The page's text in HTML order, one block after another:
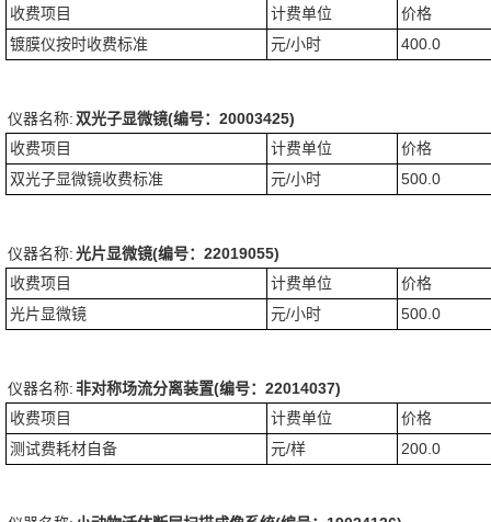
收费项目
计费单位
价格
镀膜仪按时收费标准
元/小时 400.0
仪器名称: 双光子显微镜(编号：20003425)
收费项目
计费单位
价格
双光子显微镜收费标准
元/小时 500.0
仪器名称:光片显微镜(编号：22019055)
收费项目
计费单位
价格
光片显微镜
元/小时 500.0
仪器名称:非对称场流分离装置(编号：22014037)
收费项目
计费单位
价格
测试费耗材自备
元/样 200.0